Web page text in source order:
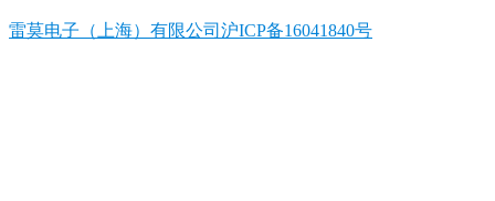
雷莫电子（上海）有限公司沪ICP备16041840号